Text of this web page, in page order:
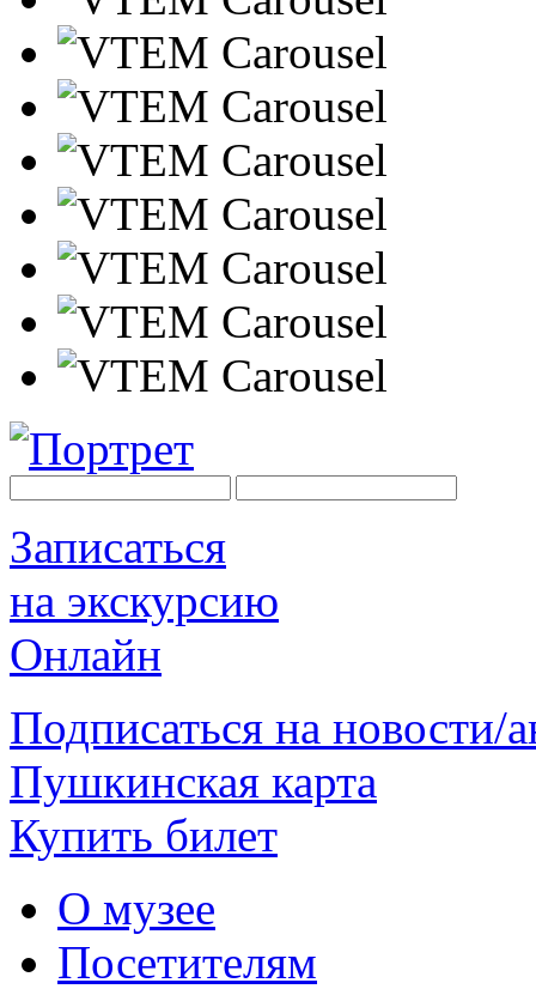
Записаться
на экскурсию
Онлайн
Подписаться на новости/
Пушкинская карта
Купить билет
О музее
Посетителям